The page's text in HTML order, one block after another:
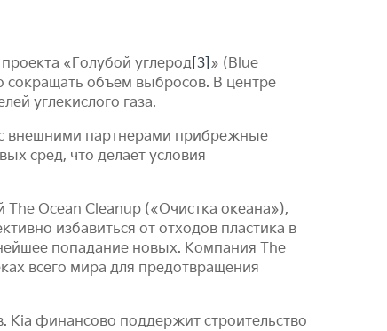
«Голубой углерод [3] » (Blue
сокращать объем выбросов. В центре
углекислого газа.
с внешними партнерами прибрежные
сред, что делает условия
Ocean Cleanup («Очистка океана»),
избавиться от отходов пластика в
попадание новых. Компания The
всего мира для предотвращения
Kia финансово поддержит строительство